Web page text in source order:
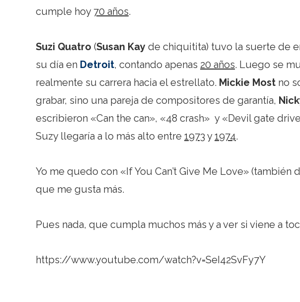
cumple hoy 70 años.
Suzi Quatro (Susan Kay de chiquitita) tuvo la suerte de
su día en Detroit, contando apenas 20 años. Luego se
realmente su carrera hacia el estrellato. Mickie Most no
grabar, sino una pareja de compositores de garantía,
escribieron «Can the can», «48 crash» y «Devil gate
Suzy llegaría a lo más alto entre 1973 y1974.
Yo me quedo con «If You Can’t Give Me Love» (también
que me gusta más.
Pues nada, que cumpla muchos más y a ver si viene a
https://www.youtube.com/watch?v=SeI42SvFy7Y